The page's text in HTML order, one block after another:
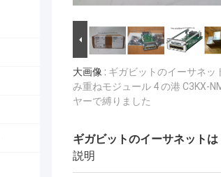
大画像 : ギガビットのイーサネッ
み重ねモジュール 4 の港 C3KX-
ヤーで縛りました
ギガビットのイーサネット
説明